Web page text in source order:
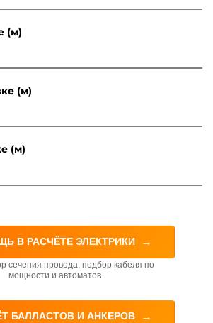
(м)
(м)
(м)
В РАСЧЁТЕ ЭЛЕКТРИКИ →
сечения провода, подбор кабеля по
мощности и автоматов
БАЛЛАСТОВ И АНКЕРОВ →